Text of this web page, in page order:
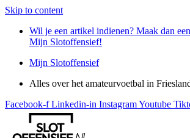
Skip to content
Wil je een artikel indienen? Maak dan
Mijn Slotoffensief!
Mijn Slotoffensief
Alles over het amateurvoetbal in
Facebook-f Linkedin-in InstagramYoutube